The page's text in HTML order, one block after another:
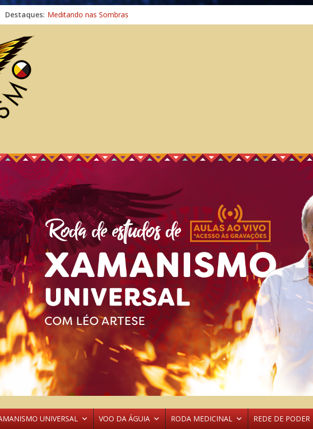
Destaques: Imaginação na Cura
Meditando nas Sombras
UNIVERSAL VOO DA ÁGUIA RODA MEDICINAL REDE DE PODER